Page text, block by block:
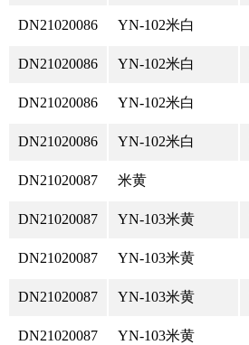
DN21020086 YN-102米白
DN21020086 YN-102米白
DN21020086 YN-102米白
DN21020086 YN-102米白
DN21020087 米黄
DN21020087 YN-103米黄
DN21020087 YN-103米黄
DN21020087 YN-103米黄
DN21020087 YN-103米黄